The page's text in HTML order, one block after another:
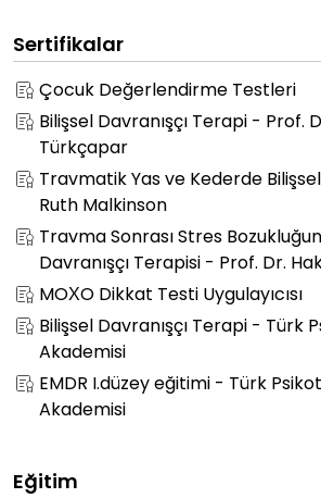
Sertifikalar
Çocuk Değerlendirme Testleri
Bilişsel Davranışçı Terapi - Prof.
Türkçapar
Travmatik Yas ve Kederde
Ruth Malkinson
Travma Sonrası Stres
Davranışçı Terapisi - Prof. Dr.
MOXO Dikkat Testi Uygulayıcısı
Bilişsel Davranışçı Terapi - Türk
Akademisi
EMDR I.düzey eğitimi - Türk
Akademisi
Eğitim